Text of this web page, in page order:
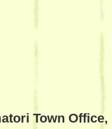
Town Office,